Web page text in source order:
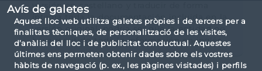
Avís de galetes
Aquest lloc web utilitza galetes pròpies i de tercers per a
finalitats tècniques, de personalització de les visites,
d’anàlisi del lloc i de publicitat conductual. Aquestes
últimes ens permeten obtenir dades sobre els vostres
hàbits de navegació (p. ex., les pàgines visitades) i perfils
versión en castellano y traducir de forma
íntegra toda la documentación incluida en la
versión original, podría ser que la entidad no
haya remitido toda la información en inglés.